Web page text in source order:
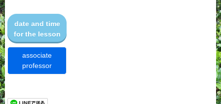
date and time
for the lesson
associate
professor